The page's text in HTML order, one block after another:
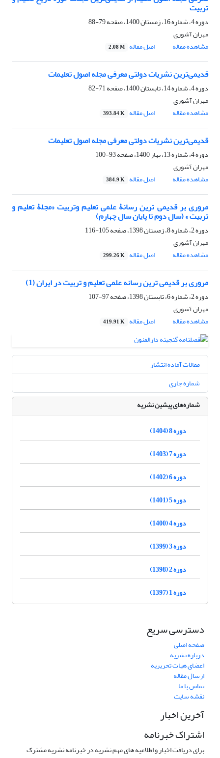
تربیت
دوره 4، شماره 16، زمستان 1400، صفحه
79-88
مهران آشوری
مشاهده مقاله
اصل مقاله 2.08 M
قدیمی‌ترین نشریات دولتی معرفی مجله اصول تعلیمات
دوره 4، شماره 14، تابستان 1400، صفحه
71-82
مهران آشوری
مشاهده مقاله
اصل مقاله 393.84 K
قدیمی‌ترین نشریات دولتی معرفی مجله اصول تعلیمات
دوره 4، شماره 13، بهار 1400، صفحه
93-100
مهران آشوری
مشاهده مقاله
اصل مقاله 384.9 K
مروری بر قدیمی ترین رسانۀ علمی تعلیم وتربیت «مجلۀ تعلیم و
تربیت » (سال دوم تا پایان سال چهارم)
دوره 2، شماره 8، زمستان 1398، صفحه
105-116
مهران آشوری
مشاهده مقاله
اصل مقاله 299.26 K
مروری بر قدیمی ترین رسانه علمی تعلیم و تربیت در ایران (1)
دوره 2، شماره 6، تابستان 1398، صفحه
97-107
مهران آشوری
مشاهده مقاله
اصل مقاله 419.91 K
مقالات آماده انتشار
شماره جاری
شماره‌های پیشین نشریه
دوره 8 (1404)
دوره 7 (1403)
دوره 6 (1402)
دوره 5 (1401)
دوره 4 (1400)
دوره 3 (1399)
دوره 2 (1398)
دوره 1 (1397)
دسترسی سریع
صفحه اصلی
درباره نشریه
اعضای هیات تحریریه
ارسال مقاله
تماس با ما
نقشه سایت
آخرین اخبار
اشتراک خبرنامه
برای دریافت اخبار و اطلاعیه های مهم نشریه در خبرنامه نشریه مشترک